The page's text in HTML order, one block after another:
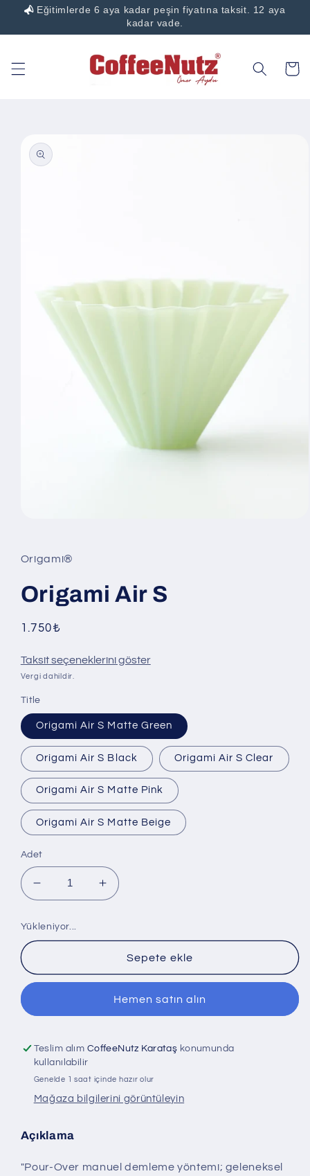
Eğitimlerde 6 aya kadar peşin fiyatına taksit. 12 aya
kadar vade.
İçeriğe
Sepet
bilgisine
atla
oynatın
Origami®
Origami Air S
Normal
1.750₺
Taksit seçeneklerini göster
Vergi dahildir.
Title
Origami Air S Matte Green
Origami Air S Black Origami Air S Clear
Origami Air S Matte Pink
Origami Air S Matte Beige
Adet
Origami
Air
S
için
Origami
Air
artırın
Yükleniyor...
Sepete ekle
Hemen satın alın
Teslim alım CoffeeNutz Karataş konumunda
kullanılabilir
Genelde 1 saat içinde hazır olur
Mağaza bilgilerini görüntüleyin
Açıklama
"Pour-Over manuel demleme yöntemi; geleneksel